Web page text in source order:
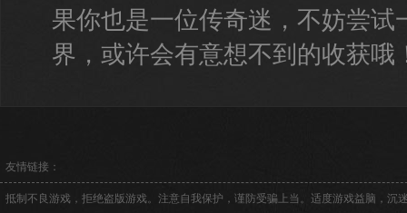
果你也是一位传奇迷，不妨尝试
界，或许会有意想不到的收获哦
友情链接：
抵制不良游戏，拒绝盗版游戏。注意自我保护，谨防受骗上当。适度游戏益脑，沉